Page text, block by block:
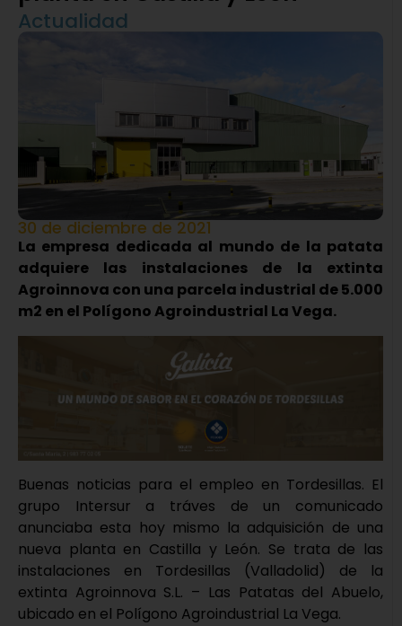
Actualidad
30 de diciembre de 2021
La empresa dedicada al mundo de la patata
adquiere las instalaciones de la extinta
Agroinnova con una parcela industrial de 5.000
m2 en el Polígono Agroindustrial La Vega.
Buenas noticias para el empleo en Tordesillas. El
grupo Intersur a tráves de un comunicado
anunciaba esta hoy mismo la adquisición de una
nueva planta en Castilla y León. Se trata de las
instalaciones en Tordesillas (Valladolid) de la
extinta Agroinnova S.L. – Las Patatas del Abuelo,
ubicado en el Polígono Agroindustrial La Vega.